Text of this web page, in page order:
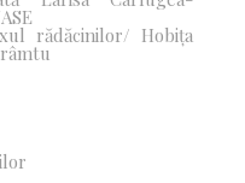
rădăcinilor/ Hobița